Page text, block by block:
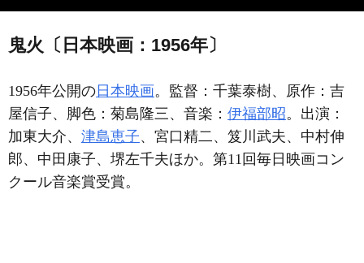
鬼火〔日本映画：1956年〕
1956年公開の 日本映画。監督：千葉泰樹、原作：吉
屋信子、脚色：菊島隆三、音楽： 伊福部昭。出演：
加東大介、 津島恵子、宮口精二、笈川武夫、中村伸
郎、中田康子、堺左千夫ほか。第11回毎日映画コン
クール音楽賞受賞。